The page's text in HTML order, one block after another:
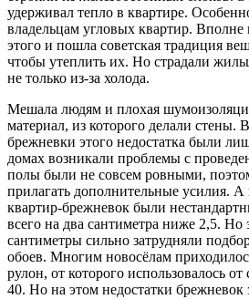
удерживал тепло в квартире.
владельцам угловых квартир. Вполне
этого и пошла советская традиция
чтобы утеплить их. Но страдали
не только из-за холода.
Мешала людям и плохая
материал, из которого делали
брежневки этого недостатка были
домах возникали проблемы с
полы были не совсем ровными,
прилагать дополнительные усилия. А
квартир-брежневок были
всего на два сантиметра ниже 2,5. Но
сантиметры сильно затрудняли
обоев. Многим новосёлам
рулон, от которого использовалось
40. Но на этом недостатки брежневок